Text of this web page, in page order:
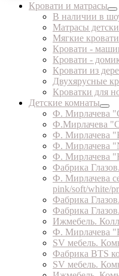
Кровати и матрасы
В наличии в
Матрасы
Мягкие кровати
Кровати -
Кровати -
Кровати из
Двухярусные
Кроватки для
Детские комнаты
Ф. Мирлачева
Ф.Мирлачева
Ф. Мирлачева
Ф. Мирлачева
Ф. Мирлачева
Фабрика
Ф. Мирлачева
pink/soft/white/
Фабрика
Фабрика
Ижмебель.
Ф. Мирлачева
SV мебель.
Фабрика BTS
SV мебель.